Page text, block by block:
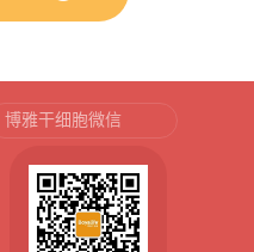
博雅干细胞微信